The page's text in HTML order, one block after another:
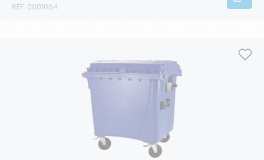
RÉF. 0001064